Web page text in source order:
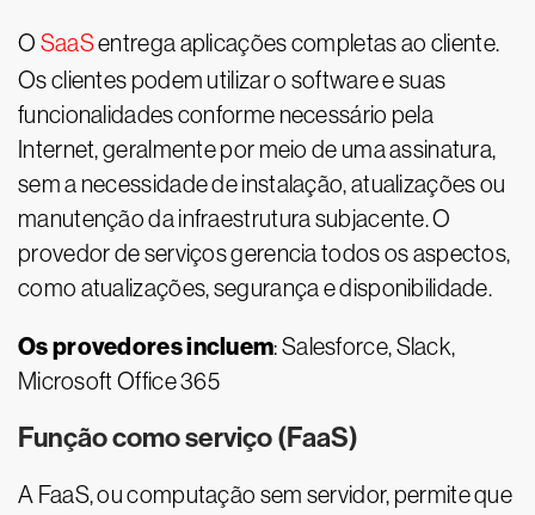
O SaaSentrega aplicações completas ao cliente.
Os clientes podem utilizar o software e suas
funcionalidades conforme necessário pela
Internet, geralmente por meio de uma assinatura,
sem a necessidade de instalação, atualizações ou
manutenção da infraestrutura subjacente. O
provedor de serviços gerencia todos os aspectos,
como atualizações, segurança e disponibilidade.
Os provedores incluem: Salesforce, Slack,
Microsoft Office 365
Função como serviço (FaaS)
A FaaS, ou computação sem servidor, permite que